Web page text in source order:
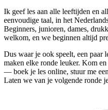
Ik geef les aan alle leeftijden en
eenvoudige taal, in het
Beginners, junioren, dames,
welkom, en we beginnen altijd
Dus waar je ook speelt, een paar
maken elke ronde leuker. Kom
— boek je les online, stuur me
Laten we van je volgende ronde